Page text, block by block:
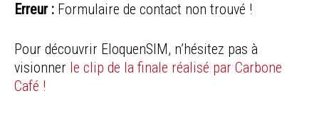
Erreur : Formulaire de contact non trouvé !
Pour découvrir EloquenSIM, n’hésitez pas à
visionner le clip de la finale réalisé par Carbone
Café !